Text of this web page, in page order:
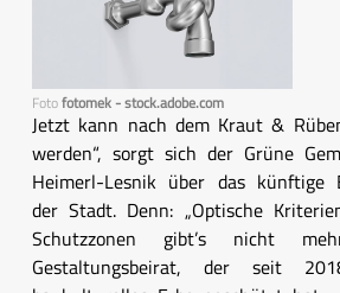
Fotofotomek - stock.adobe.com
Jetzt kann nach dem Kraut &
werden“, sorgt sich der Grüne
Heimerl-Lesnik über das künftige
der Stadt. Denn: „Optische
Schutzzonen gibt’s nicht
Gestaltungsbeirat, der seit